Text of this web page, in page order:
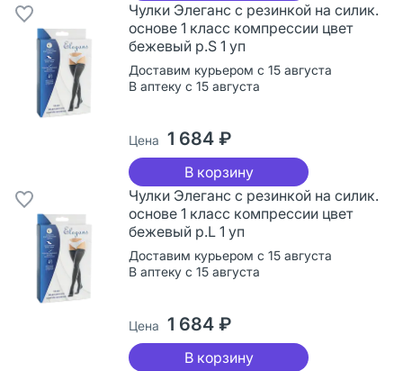
Чулки Элеганс с резинкой на силик.
основе 1 класс компрессии цвет
бежевый р.S 1 уп
Доставим курьером с 15 августа
В аптеку с 15 августа
Цена 1 684 ₽
В корзину
Чулки Элеганс с резинкой на силик.
основе 1 класс компрессии цвет
бежевый р.L 1 уп
Доставим курьером с 15 августа
В аптеку с 15 августа
Цена 1 684 ₽
В корзину